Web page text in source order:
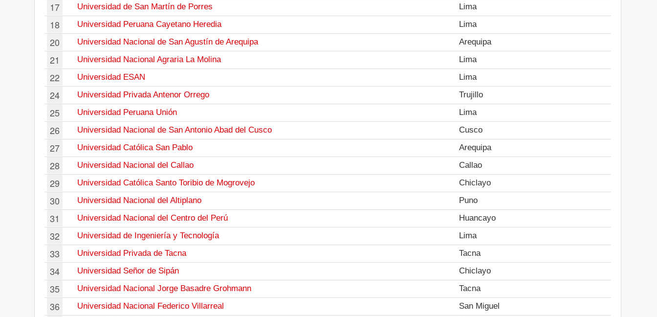
17 Universidad de San Martín de Porres Lima
18 Universidad Peruana Cayetano Heredia Lima
20 Universidad Nacional de San Agustín de Arequipa Arequipa
21 Universidad Nacional Agraria La Molina Lima
22 Universidad ESAN Lima
24 Universidad Privada Antenor Orrego Trujillo
25 Universidad Peruana Unión Lima
26 Universidad Nacional de San Antonio Abad del Cusco Cusco
27 Universidad Católica San Pablo Arequipa
28 Universidad Nacional del Callao Callao
29 Universidad Católica Santo Toribio de Mogrovejo Chiclayo
30 Universidad Nacional del Altiplano Puno
31 Universidad Nacional del Centro del Perú Huancayo
32 Universidad de Ingeniería y Tecnología Lima
33 Universidad Privada de Tacna Tacna
34 Universidad Señor de Sipán Chiclayo
35 Universidad Nacional Jorge Basadre Grohmann Tacna
36 Universidad Nacional Federico Villarreal San Miguel